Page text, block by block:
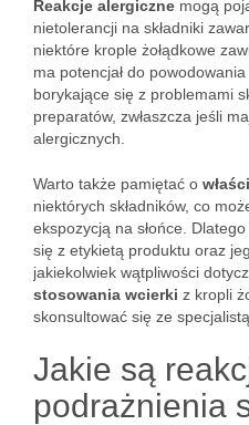
Reakcje alergiczne mogą
nietolerancji na składniki
niektóre krople żołądkowe
ma potencjał do
borykające się z problemami
preparatów, zwłaszcza jeśli
alergicznych.
Warto także pamiętać o
niektórych składników, co
ekspozycją na słońce.
się z etykietą produktu oraz
jakiekolwiek wątpliwości
stosowania wcierki z kropli
skonsultować się ze
Jakie są
podrażnienia